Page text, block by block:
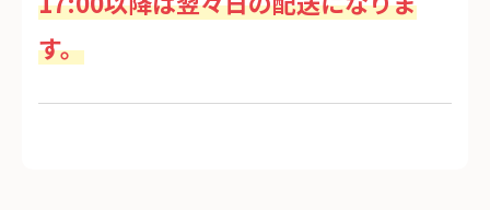
す。